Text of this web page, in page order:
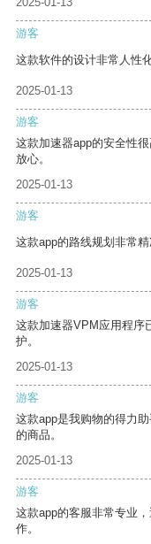
游客
这款软件的设计非常人性
2025-01-13
游客
这款加速器app的安全性
放心。
2025-01-13
游客
这款app的路线规划非常
2025-01-13
游客
这款加速器VPM应用程序
护。
2025-01-13
游客
这款app是我购物的得力
的商品。
2025-01-13
游客
这款app的客服非常专业
作。